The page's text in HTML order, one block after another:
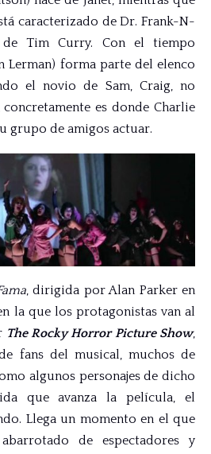
caracterizado de Dr. Frank-N-
de Tim Curry. Con el tiempo
Lerman) forma parte del elenco
el novio de Sam, Craig, no
concretamente es donde Charlie
grupo de amigos actuar.
, dirigida por Alan Parker en
la que los protagonistas van al
The Rocky Horror Picture Show,
fans del musical, muchos de
algunos personajes de dicho
que avanza la película, el
Llega un momento en el que
de espectadores y